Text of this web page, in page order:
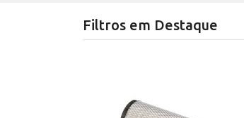
Filtros em Destaque